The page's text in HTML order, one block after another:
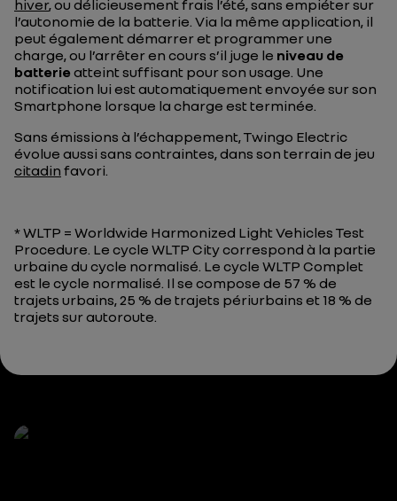
hiver, ou délicieusement frais l’été, sans empiéter sur
l’autonomie de la batterie. Via la même application, il
peut également démarrer et programmer une
charge, ou l’arrêter en cours s’il juge le niveau de
batterie atteint suffisant pour son usage. Une
notification lui est automatiquement envoyée sur son
Smartphone lorsque la charge est terminée.
Sans émissions à l’échappement, Twingo Electric
évolue aussi sans contraintes, dans son terrain de jeu
citadin favori.
* WLTP = Worldwide Harmonized Light Vehicles Test
Procedure. Le cycle WLTP City correspond à la partie
urbaine du cycle normalisé. Le cycle WLTP Complet
est le cycle normalisé. Il se compose de 57 % de
trajets urbains, 25 % de trajets périurbains et 18 % de
trajets sur autoroute.